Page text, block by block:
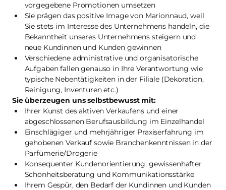
vorgegebene Promotionen umsetzen
Sie prägen das positive Image von Marionnaud, weil
Sie stets im Interesse des Unternehmens handeln, die
Bekanntheit unseres Unternehmens steigern und
neue Kundinnen und Kunden gewinnen
Verschiedene administrative und organisatorische
Aufgaben fallen genauso in Ihre Verantwortung wie
typische Nebentätigkeiten in der Filiale (Dekoration,
Reinigung, Inventuren etc.)
Sie überzeugen uns selbstbewusst mit:
Ihrer Kunst des aktiven Verkaufens und einer
abgeschlossenen Berufsausbildung im Einzelhandel
Einschlägiger und mehrjähriger Praxiserfahrung im
gehobenen Verkauf sowie Branchenkenntnissen in der
Parfümerie/Drogerie
Konsequenter Kundenorientierung, gewissenhafter
Schönheitsberatung und Kommunikationsstärke
Ihrem Gespür, den Bedarf der Kundinnen und Kunden